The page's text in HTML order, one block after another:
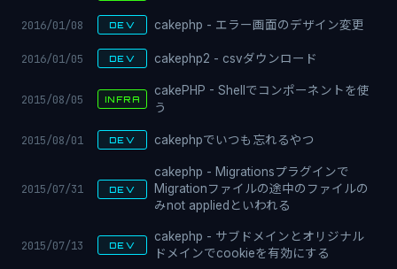
2016/01/08 DEV cakephp - エラー画面のデザイン変更
2016/01/05 DEV cakephp2 - csvダウンロード
2015/08/05 INFRA
cakePHP - Shellでコンポーネントを使
う
2015/08/01 DEV cakephpでいつも忘れるやつ
2015/07/31 DEV
cakephp - Migrationsプラグインで
Migrationファイルの途中のファイルの
みnot appliedといわれる
2015/07/13 DEV
cakephp - サブドメインとオリジナル
ドメインでcookieを有効にする